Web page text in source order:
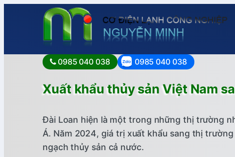
0985 040 038 0985 040 038
Xuất khẩu thủy sản Việt Nam
Đài Loan hiện là một trong những thị trường
Á. Năm 2024, giá trị xuất khẩu sang thị
ngạch thủy sản cả nước.